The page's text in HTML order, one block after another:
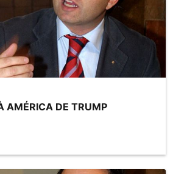
AMÉRICA DE TRUMP